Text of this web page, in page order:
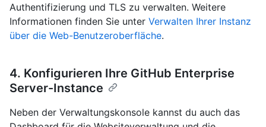
Authentifizierung und TLS zu verwalten. Weitere
Informationen finden Sie unter Verwalten Ihrer Instanz
über die Web-Benutzeroberfläche.
4. Konfigurieren Ihre GitHub Enterprise
Server-Instance
Neben der Verwaltungskonsole kannst du auch das